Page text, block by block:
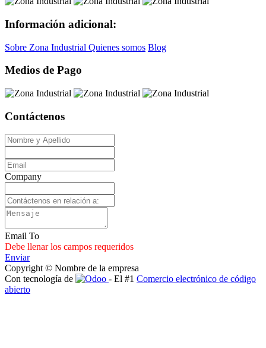
Información adicional:
Sobre Zona Industrial Quienes somos Blog
Medios de Pago
Contáctenos
Company
Email To
Debe llenar los campos requeridos
Enviar
Copyright © Nombre de la empresa
Con tecnología de
- El #1 Comercio electrónico de código
abierto